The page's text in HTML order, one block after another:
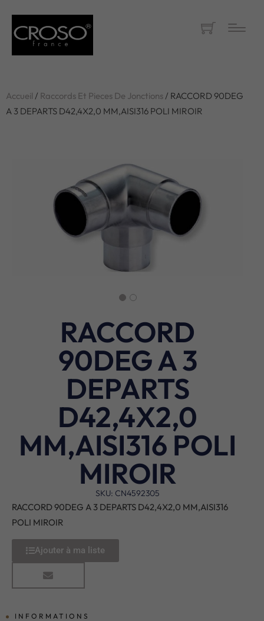
Accueil / Raccords Et Pieces De Jonctions/ RACCORD 90DEG
A 3 DEPARTS D42,4X2,0 MM,AISI316 POLI MIROIR
RACCORD
90DEG A 3
DEPARTS
D42,4X2,0
MM,AISI316 POLI
MIROIR
SKU: CN4592305
RACCORD 90DEG A 3 DEPARTS D42,4X2,0 MM,AISI316
POLI MIROIR
Ajouter à ma liste
INFORMATIONS